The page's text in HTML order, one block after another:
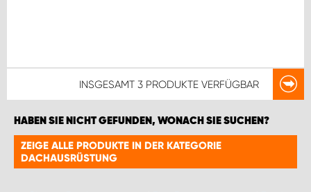
INSGESAMT 3 PRODUKTE VERFÜGBAR
HABEN SIE NICHT GEFUNDEN, WONACH SIE SUCHEN?
ZEIGE ALLE PRODUKTE IN DER KATEGORIE
DACHAUSRÜSTUNG